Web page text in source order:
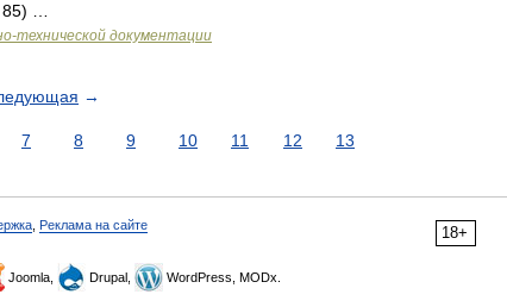
…
технической документации
→
7 8 9 10 11 12 13
18+
Реклама на сайте
Joomla, Drupal, WordPress, MODx.